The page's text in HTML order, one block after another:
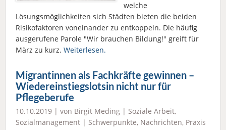
welche
Lösungsmöglichkeiten sich Städten bieten die beiden
Risikofaktoren voneinander zu entkoppeln. Die häufig
ausgerufene Parole "Wir brauchen Bildung!" greift für
März zu kurz. Weiterlesen.
Migrantinnen als Fachkräfte gewinnen –
Wiedereinstiegslotsin nicht nur für
Pflegeberufe
10.10.2019 | von Birgit Meding | Soziale Arbeit,
Sozialmanagement | Schwerpunkte, Nachrichten, Praxis